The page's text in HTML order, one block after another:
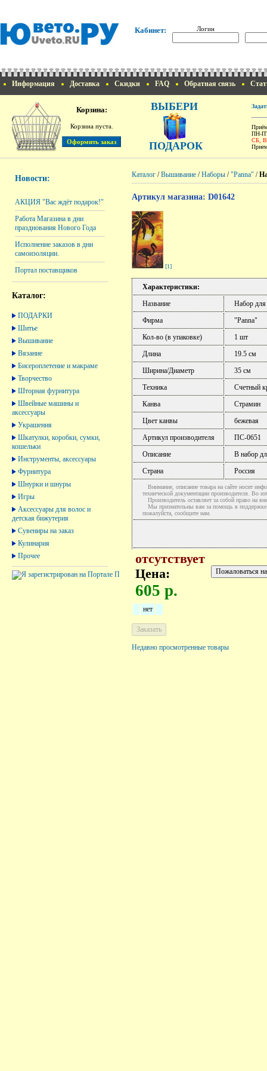
Кабинет: Логин
Информация Доставка Скидки FAQ Обратная связь
Корзина:
Корзина пуста.
ВЫБЕРИ
ПОДАРОК
ПН-
СБ,
Новости:
АКЦИЯ "Вас ждёт подарок!"
Работа Магазина в дни
празднования Нового Года
Исполнение заказов в дни
самоизоляции.
Портал поставщиков
Каталог:
ПОДАРКИ
Шитье
Вышивание
Вязание
Бисероплетение и макраме
Творчество
Шторная фурнитура
Швейные машины и
аксессуары
Украшения
Шкатулки, коробки, сумки,
кошельки
Инструменты, аксессуары
Фурнитура
Шнурки и шнуры
Игры
Аксессуары для волос и
детская бижутерия
Сувениры на заказ
Кулинария
Прочее
Каталог /Вышивание /Наборы /"Panna" /
Артикул магазина: D01642
[1]
Характеристики:
Название
Набор
Фирма
"Panna"
Кол-во (в упаковке)
1 шт
Длина
19.5 см
Ширина/Диаметр
35 см
Техника
Счетный
Канва
Страмин
Цвет канвы
бежевая
Артикул производителя
ПС-0651
Описание
В набор
Страна
Россия
Внимание, описание товара на сайте носит
технической документации производителя. Во
Производитель оставляет за собой право на
Мы признательны вам за помощь в поддержке
пожалуйста, сообщите нам.
отсутствует
Цена:
605 р.
нет
Недавно просмотренные товары